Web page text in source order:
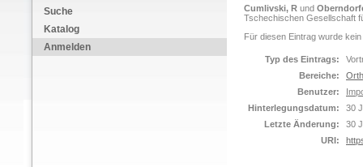
Suche
Katalog
Anmelden
Cumlivski, R und
Tschechischen Gesellschaft
Für diesen Eintrag wurde
Typ des Eintrags:
Bereiche:
Benutzer:
Hinterlegungsdatum:
30
Letzte Änderung:
30
URI: